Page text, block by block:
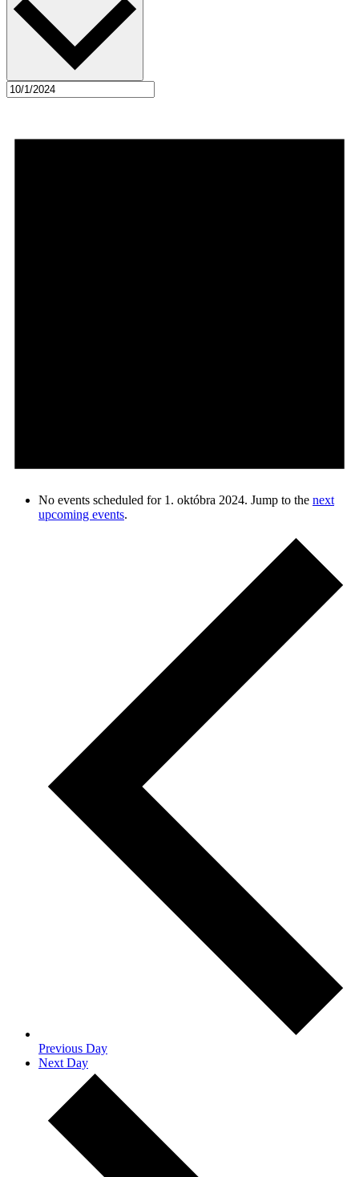
No events scheduled for 1. októbra 2024. Jump to the next
upcoming events.
Previous Day
Next Day